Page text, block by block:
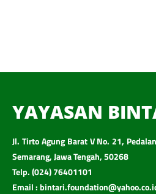
YAYASAN
Jl. Tirto Agung Barat V No. 21,
Semarang, Jawa Tengah, 50268
Telp. (024) 76401101
Email :